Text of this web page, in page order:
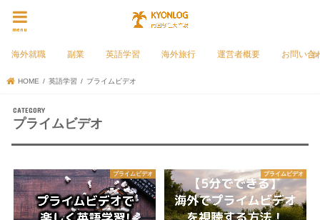
menu
海外就職 副業 英語学習 海外旅行 運営者概要 お問い合
HOME 英語学習 プライムビデオ
プライムビデオ
プライムビデオ プライムビデオ